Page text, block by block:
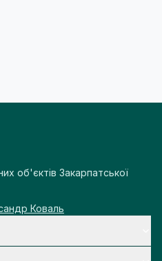
об'єктів Закарпатської
Коваль